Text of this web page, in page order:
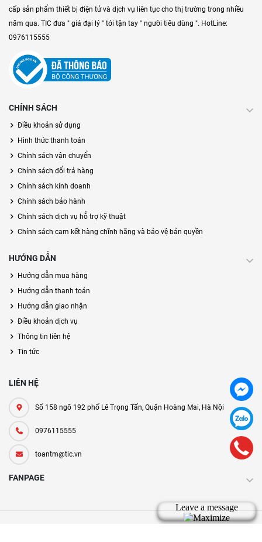
cấp sản phẩm thiết bị điện tử và dịch vụ liên tục cho thị trường trong nhiều
năm qua. TIC đưa " giá đại lý " tới tận tay " người tiêu dùng ". HotLine:
0976115555
CHÍNH SÁCH
Điều khoản sử dụng
Hình thức thanh toán
Chính sách vận chuyển
Chính sách đổi trả hàng
Chính sách kinh doanh
Chính sách bảo hành
Chính sách dịch vụ hỗ trợ kỹ thuật
Chính sách cam kết hàng chĩnh hãng và bảo vệ bản quyền
HƯỚNG DẪN
Hướng dẫn mua hàng
Hướng dẫn thanh toán
Hướng dẫn giao nhận
Điều khoản dịch vụ
Thông tin liên hệ
Tin tức
LIÊN HỆ
Số 158 ngõ 192 phố Lê Trọng Tấn, Quận Hoàng Mai, Hà Nội
0976115555
toantm@tic.vn
FANPAGE